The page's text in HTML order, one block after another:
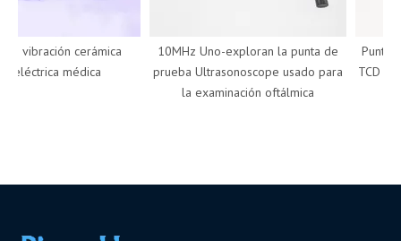
cerámica
médica
10MHz Uno-exploran la punta de
prueba Ultrasonoscope usado para
la examinación oftálmica
Punta
TCD